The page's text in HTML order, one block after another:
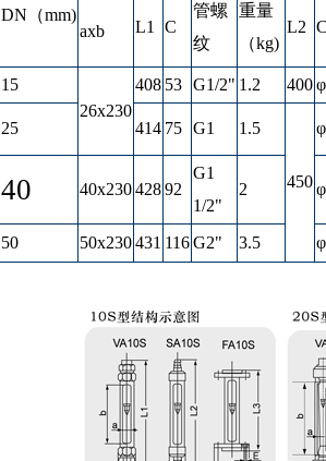
DN（mm)
axb L1 C
管螺
纹
重量
（kg)
L2
15
26x230
408 53 G1/2" 1.2 400
25 414 75 G1 1.5
450
40 40x23042892
G1
1/2"
2
50 50x230431 116G2" 3.5